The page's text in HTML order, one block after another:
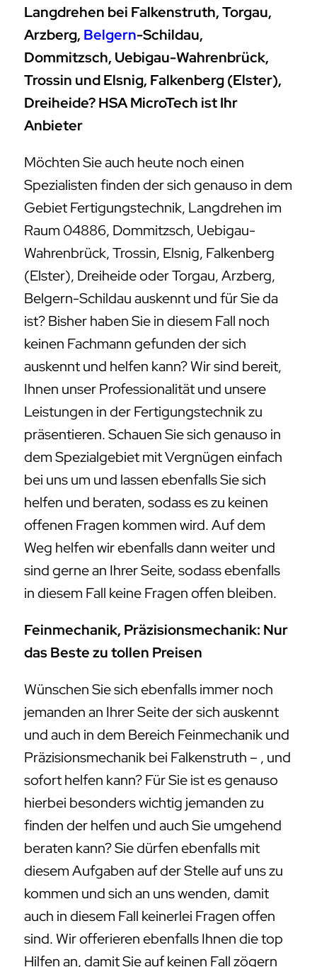
Langdrehen bei Falkenstruth, Torgau,
Arzberg, Belgern-Schildau,
Dommitzsch, Uebigau-Wahrenbrück,
Trossin und Elsnig, Falkenberg (Elster),
Dreiheide? HSA MicroTech ist Ihr
Anbieter
Möchten Sie auch heute noch einen
Spezialisten finden der sich genauso in dem
Gebiet Fertigungstechnik, Langdrehen im
Raum 04886, Dommitzsch, Uebigau-
Wahrenbrück, Trossin, Elsnig, Falkenberg
(Elster), Dreiheide oder Torgau, Arzberg,
Belgern-Schildau auskennt und für Sie da
ist? Bisher haben Sie in diesem Fall noch
keinen Fachmann gefunden der sich
auskennt und helfen kann? Wir sind bereit,
Ihnen unser Professionalität und unsere
Leistungen in der Fertigungstechnik zu
präsentieren. Schauen Sie sich genauso in
dem Spezialgebiet mit Vergnügen einfach
bei uns um und lassen ebenfalls Sie sich
helfen und beraten, sodass es zu keinen
offenen Fragen kommen wird. Auf dem
Weg helfen wir ebenfalls dann weiter und
sind gerne an Ihrer Seite, sodass ebenfalls
in diesem Fall keine Fragen offen bleiben.
Feinmechanik, Präzisionsmechanik: Nur
das Beste zu tollen Preisen
Wünschen Sie sich ebenfalls immer noch
jemanden an Ihrer Seite der sich auskennt
und auch in dem Bereich Feinmechanik und
Präzisionsmechanik bei Falkenstruth – , und
sofort helfen kann? Für Sie ist es genauso
hierbei besonders wichtig jemanden zu
finden der helfen und auch Sie umgehend
beraten kann? Sie dürfen ebenfalls mit
diesem Aufgaben auf der Stelle auf uns zu
kommen und sich an uns wenden, damit
auch in diesem Fall keinerlei Fragen offen
sind. Wir offerieren ebenfalls Ihnen die top
Hilfen an, damit Sie auf keinen Fall zögern